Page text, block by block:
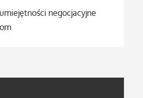
negocjacyjne